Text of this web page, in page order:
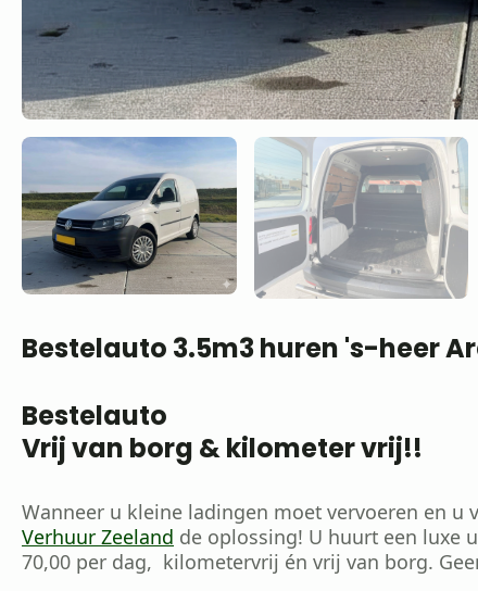
Bestelauto 3.5m3 huren 's-heer
Bestelauto
Vrij van borg & kilometer vrij!!
Wanneer u kleine ladingen moet vervoeren en u
Verhuur Zeeland de oplossing! U huurt een luxe
70,00 per dag, kilometervrij én vrij van borg.